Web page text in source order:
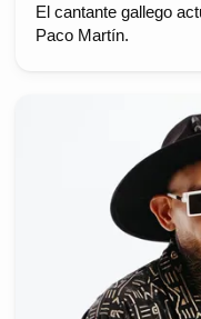
El cantante gallego
Paco Martín.